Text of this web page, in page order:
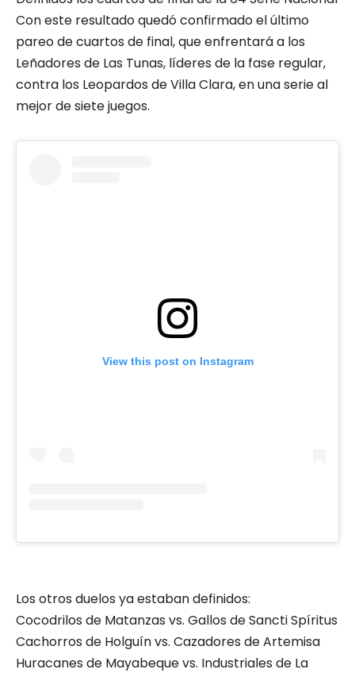
Con este resultado quedó confirmado el último
pareo de cuartos de final, que enfrentará a los
Leñadores de Las Tunas, líderes de la fase regular,
contra los Leopardos de Villa Clara, en una serie al
mejor de siete juegos.
View this post on Instagram
Los otros duelos ya estaban definidos:
Cocodrilos de Matanzas vs. Gallos de Sancti Spíritus
Cachorros de Holguín vs. Cazadores de Artemisa
Huracanes de Mayabeque vs. Industriales de La